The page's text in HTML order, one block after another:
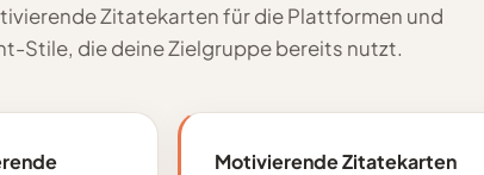
Zitatekarten für die Plattformen und
Stile, die deine Zielgruppe bereits nutzt.
Motivierende Zitatekarten